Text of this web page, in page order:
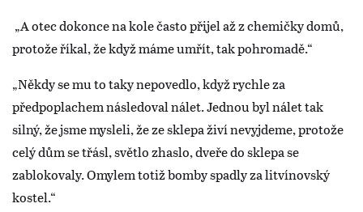
„A otec dokonce na kole často přijel až z chemičky domů,
protože říkal, že když máme umřít, tak pohromadě.“
„Někdy se mu to taky nepovedlo, když rychle za
předpoplachem následoval nálet. Jednou byl nálet tak
silný, že jsme mysleli, že ze sklepa živí nevyjdeme, protože
celý dům se třásl, světlo zhaslo, dveře do sklepa se
zablokovaly. Omylem totiž bomby spadly za litvínovský
kostel.“